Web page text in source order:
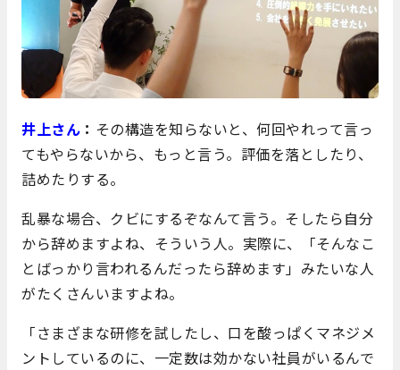
井上さん ： その構造を知らないと、何回やれって言っ
てもやらないから、もっと言う。評価を落としたり、
詰めたりする。
乱暴な場合、クビにするぞなんて言う。そしたら自分
から辞めますよね、そういう人。実際に、「そんなこ
とばっかり言われるんだったら辞めます」みたいな人
がたくさんいますよね。
「さまざまな研修を試したし、口を酸っぱくマネジメ
ントしているのに、一定数は効かない社員がいるんで